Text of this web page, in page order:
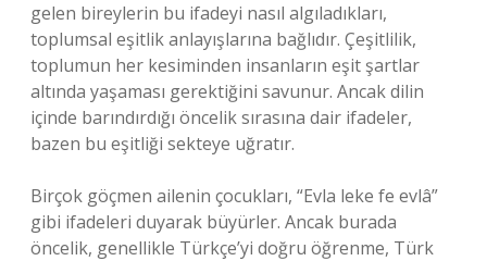
gelen bireylerin bu ifadeyi nasıl algıladıkları,
toplumsal eşitlik anlayışlarına bağlıdır. Çeşitlilik,
toplumun her kesiminden insanların eşit şartlar
altında yaşaması gerektiğini savunur. Ancak dilin
içinde barındırdığı öncelik sırasına dair ifadeler,
bazen bu eşitliği sekteye uğratır.
Birçok göçmen ailenin çocukları, “Evla leke fe evlâ”
gibi ifadeleri duyarak büyürler. Ancak burada
öncelik, genellikle Türkçe’yi doğru öğrenme, Türk